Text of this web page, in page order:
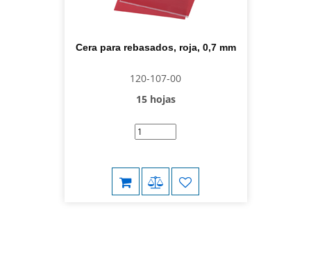
Cera para rebasados, roja, 0,7 mm
120-107-00
15 hojas